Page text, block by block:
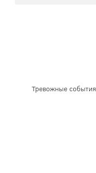
Тревожные события